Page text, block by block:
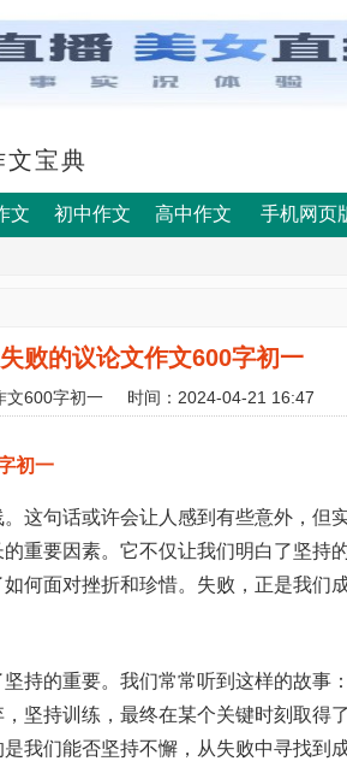
文宝典
文 初中作文 高中作文 手机网页
失败的议论文作文600字初一
文600字初一 时间：2024-04-21 16:47
初一
这句话或许会让人感到有些意外，但
重要因素。它不仅让我们明白了坚持
何面对挫折和珍惜。失败，正是我们
持的重要。我们常常听到这样的故事
坚持训练，最终在某个关键时刻取得
我们能否坚持不懈，从失败中寻找到